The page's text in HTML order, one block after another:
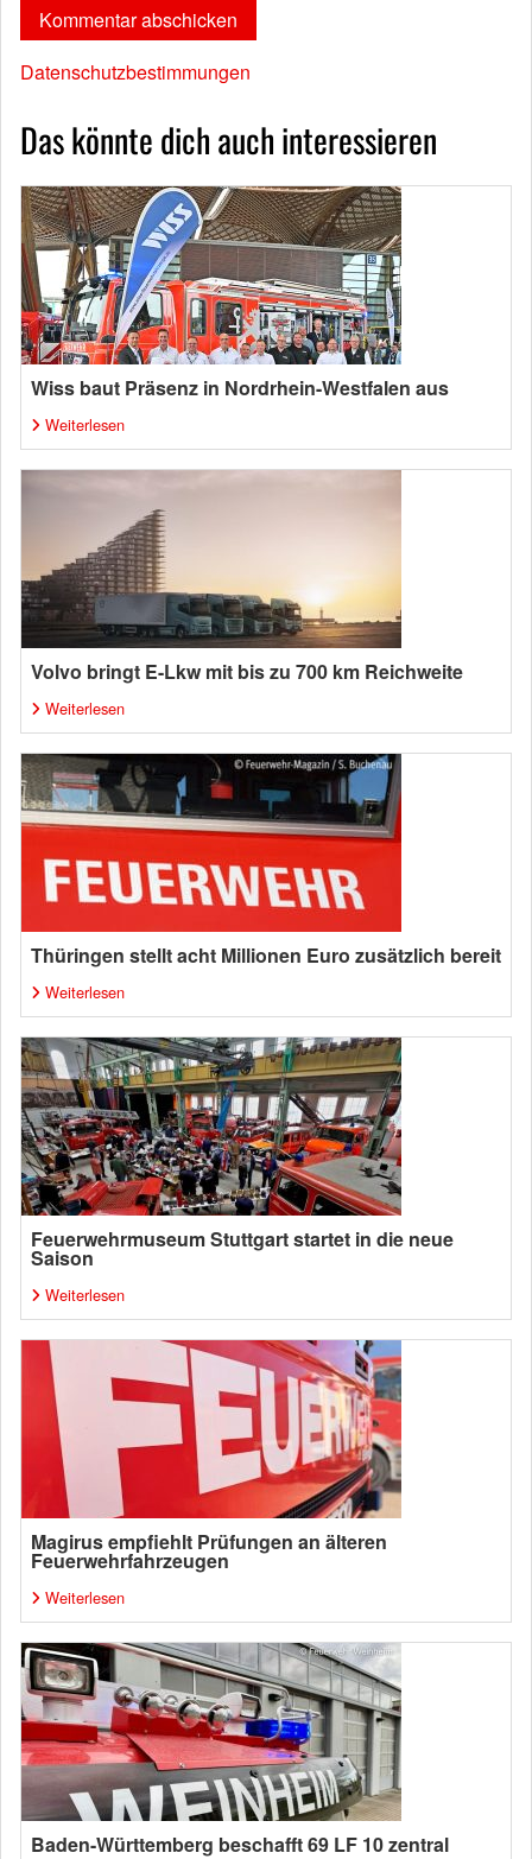
Datenschutzbestimmungen
Das könnte dich auch interessieren
Wiss baut Präsenz in Nordrhein-Westfalen aus
Weiterlesen
Volvo bringt E-Lkw mit bis zu 700 km Reichweite
Weiterlesen
Thüringen stellt acht Millionen Euro zusätzlich bereit
Weiterlesen
Feuerwehrmuseum Stuttgart startet in die neue
Saison
Weiterlesen
Magirus empfiehlt Prüfungen an älteren
Feuerwehrfahrzeugen
Weiterlesen
Baden-Württemberg beschafft 69 LF 10 zentral